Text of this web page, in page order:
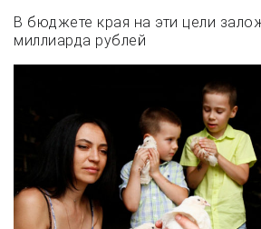
В бюджете края на эти цели
миллиарда рублей